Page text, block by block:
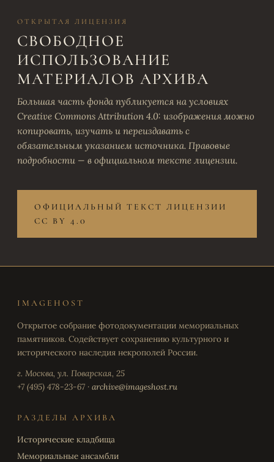
ОТКРЫТАЯ ЛИЦЕНЗИЯ
СВОБОДНОЕ
ИСПОЛЬЗОВАНИЕ
МАТЕРИАЛОВ АРХИВА
Большая часть фонда публикуется на условиях
Creative Commons Attribution 4.0: изображения можно
копировать, изучать и переиздавать с
обязательным указанием источника. Правовые
подробности — в официальном тексте лицензии.
ОФИЦИАЛЬНЫЙ ТЕКСТ ЛИЦЕНЗИИ
CC BY 4.0
IMAGEHOST
Открытое собрание фотодокументации мемориальных
памятников. Содействует сохранению культурного и
исторического наследия некрополей России.
г. Москва, ул. Поварская, 25
+7 (495) 478-23-67 · archive@imageshost.ru
РАЗДЕЛЫ АРХИВА
Исторические кладбища
Мемориальные ансамбли